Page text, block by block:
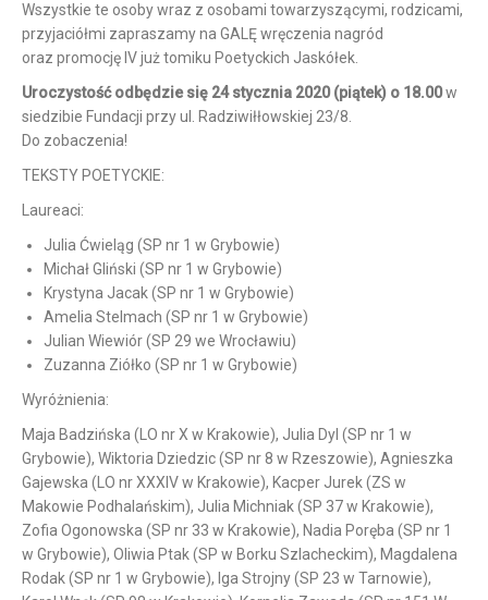
Wszystkie te osoby wraz z osobami towarzyszącymi, rodzicami,
przyjaciółmi zapraszamy na GALĘ wręczenia nagród
oraz promocję IV już tomiku Poetyckich Jaskółek.
Uroczystość odbędzie się 24 stycznia 2020 (piątek) o 18.00w
siedzibie Fundacji przy ul. Radziwiłłowskiej 23/8.
Do zobaczenia!
TEKSTY POETYCKIE:
Laureaci:
Julia Ćwieląg (SP nr 1 w Grybowie)
Michał Gliński (SP nr 1 w Grybowie)
Krystyna Jacak (SP nr 1 w Grybowie)
Amelia Stelmach (SP nr 1 w Grybowie)
Julian Wiewiór (SP 29 we Wrocławiu)
Zuzanna Ziółko (SP nr 1 w Grybowie)
Wyróżnienia:
Maja Badzińska (LO nr X w Krakowie), Julia Dyl (SP nr 1 w
Grybowie), Wiktoria Dziedzic (SP nr 8 w Rzeszowie), Agnieszka
Gajewska (LO nr XXXIV w Krakowie), Kacper Jurek (ZS w
Makowie Podhalańskim), Julia Michniak (SP 37 w Krakowie),
Zofia Ogonowska (SP nr 33 w Krakowie), Nadia Poręba (SP nr 1
w Grybowie), Oliwia Ptak (SP w Borku Szlacheckim), Magdalena
Rodak (SP nr 1 w Grybowie), Iga Strojny (SP 23 w Tarnowie),